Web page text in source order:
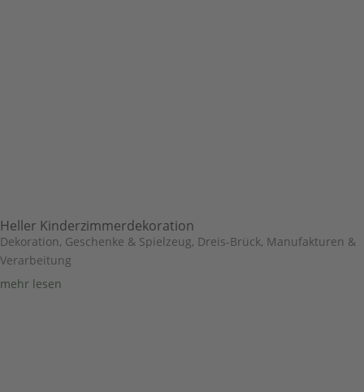
Heller Kinderzimmerdekoration
Dekoration, Geschenke & Spielzeug, Dreis-Brück, Manufakturen &
Verarbeitung
mehr lesen